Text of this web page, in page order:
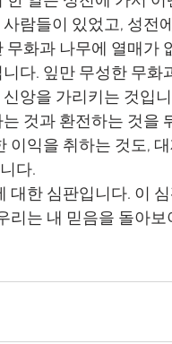
람들이 있었고, 성전
다. 잎만 무성한 무
앙을 가리키는 것입
이익을 취하는 것도,
다.
리는 내 믿음을 돌아